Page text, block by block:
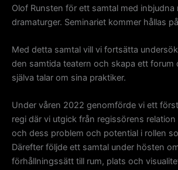
Olof Runsten för ett samtal med inbjudna
dramaturger. Seminariet kommer hållas
Med detta samtal vill vi fortsätta
den samtida teatern och skapa ett forum
själva talar om sina praktiker.
Under våren 2022 genomförde vi ett
regi där vi utgick från regissörens
och dess problem och potential i rollen
Därefter följde ett samtal under hösten
förhållningssätt till rum, plats och